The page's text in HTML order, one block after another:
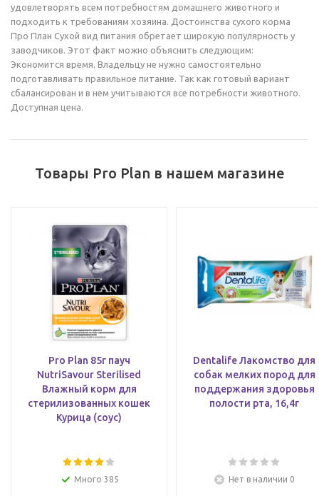
удовлетворять всем потребностям домашнего животного и
подходить к требованиям хозяина. Достоинства сухого корма
Про План Сухой вид питания обретает широкую популярность у
заводчиков. Этот факт можно объяснить следующим:
Экономится время. Владельцу не нужно самостоятельно
подготавливать правильное питание. Так как готовый вариант
сбалансирован и в нем учитываются все потребности животного.
Доступная цена.
Товары Pro Plan в нашем магазине
Pro Plan 85г пауч
NutriSavour Sterilised
Влажный корм для
стерилизованных кошек
Курица (соус)
Много 385
Dentalife Лакомство для
собак мелких пород для
поддержания здоровья
полости рта, 16,4г
Нет в наличии 0